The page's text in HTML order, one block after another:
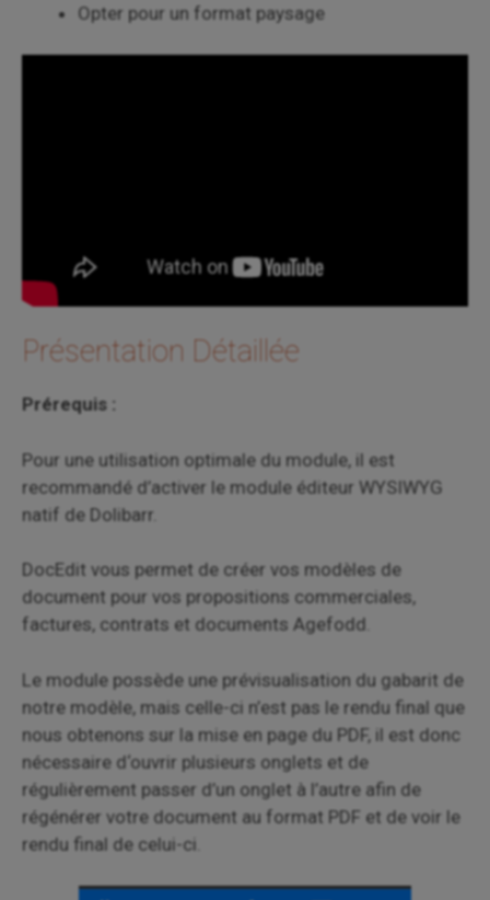
Opter pour un format paysage
Présentation Détaillée
Prérequis :
Pour une utilisation optimale du module, il est
recommandé d’activer le module éditeur WYSIWYG
natif de Dolibarr.
DocEdit vous permet de créer vos modèles de
document pour vos propositions commerciales,
factures, contrats et documents Agefodd.
Le module possède une prévisualisation du gabarit de
notre modèle, mais celle-ci n’est pas le rendu final que
nous obtenons sur la mise en page du PDF, il est donc
nécessaire d‘ouvrir plusieurs onglets et de
régulièrement passer d’un onglet à l’autre afin de
régénérer votre document au format PDF et de voir le
rendu final de celui-ci.